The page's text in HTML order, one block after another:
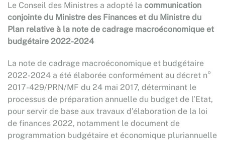
Le Conseil des Ministres a adopté la communication
conjointe du Ministre des Finances et du Ministre du
Plan relative à la note de cadrage macroéconomique et
budgétaire 2022-2024
La note de cadrage macroéconomique et budgétaire
2022-2024 a été élaborée conformément au décret n°
2017-429/PRN/MF du 24 mai 2017, déterminant le
processus de préparation annuelle du budget de l’Etat,
pour servir de base aux travaux d’élaboration de la loi
de finances 2022, notamment le document de
programmation budgétaire et économique pluriannuelle